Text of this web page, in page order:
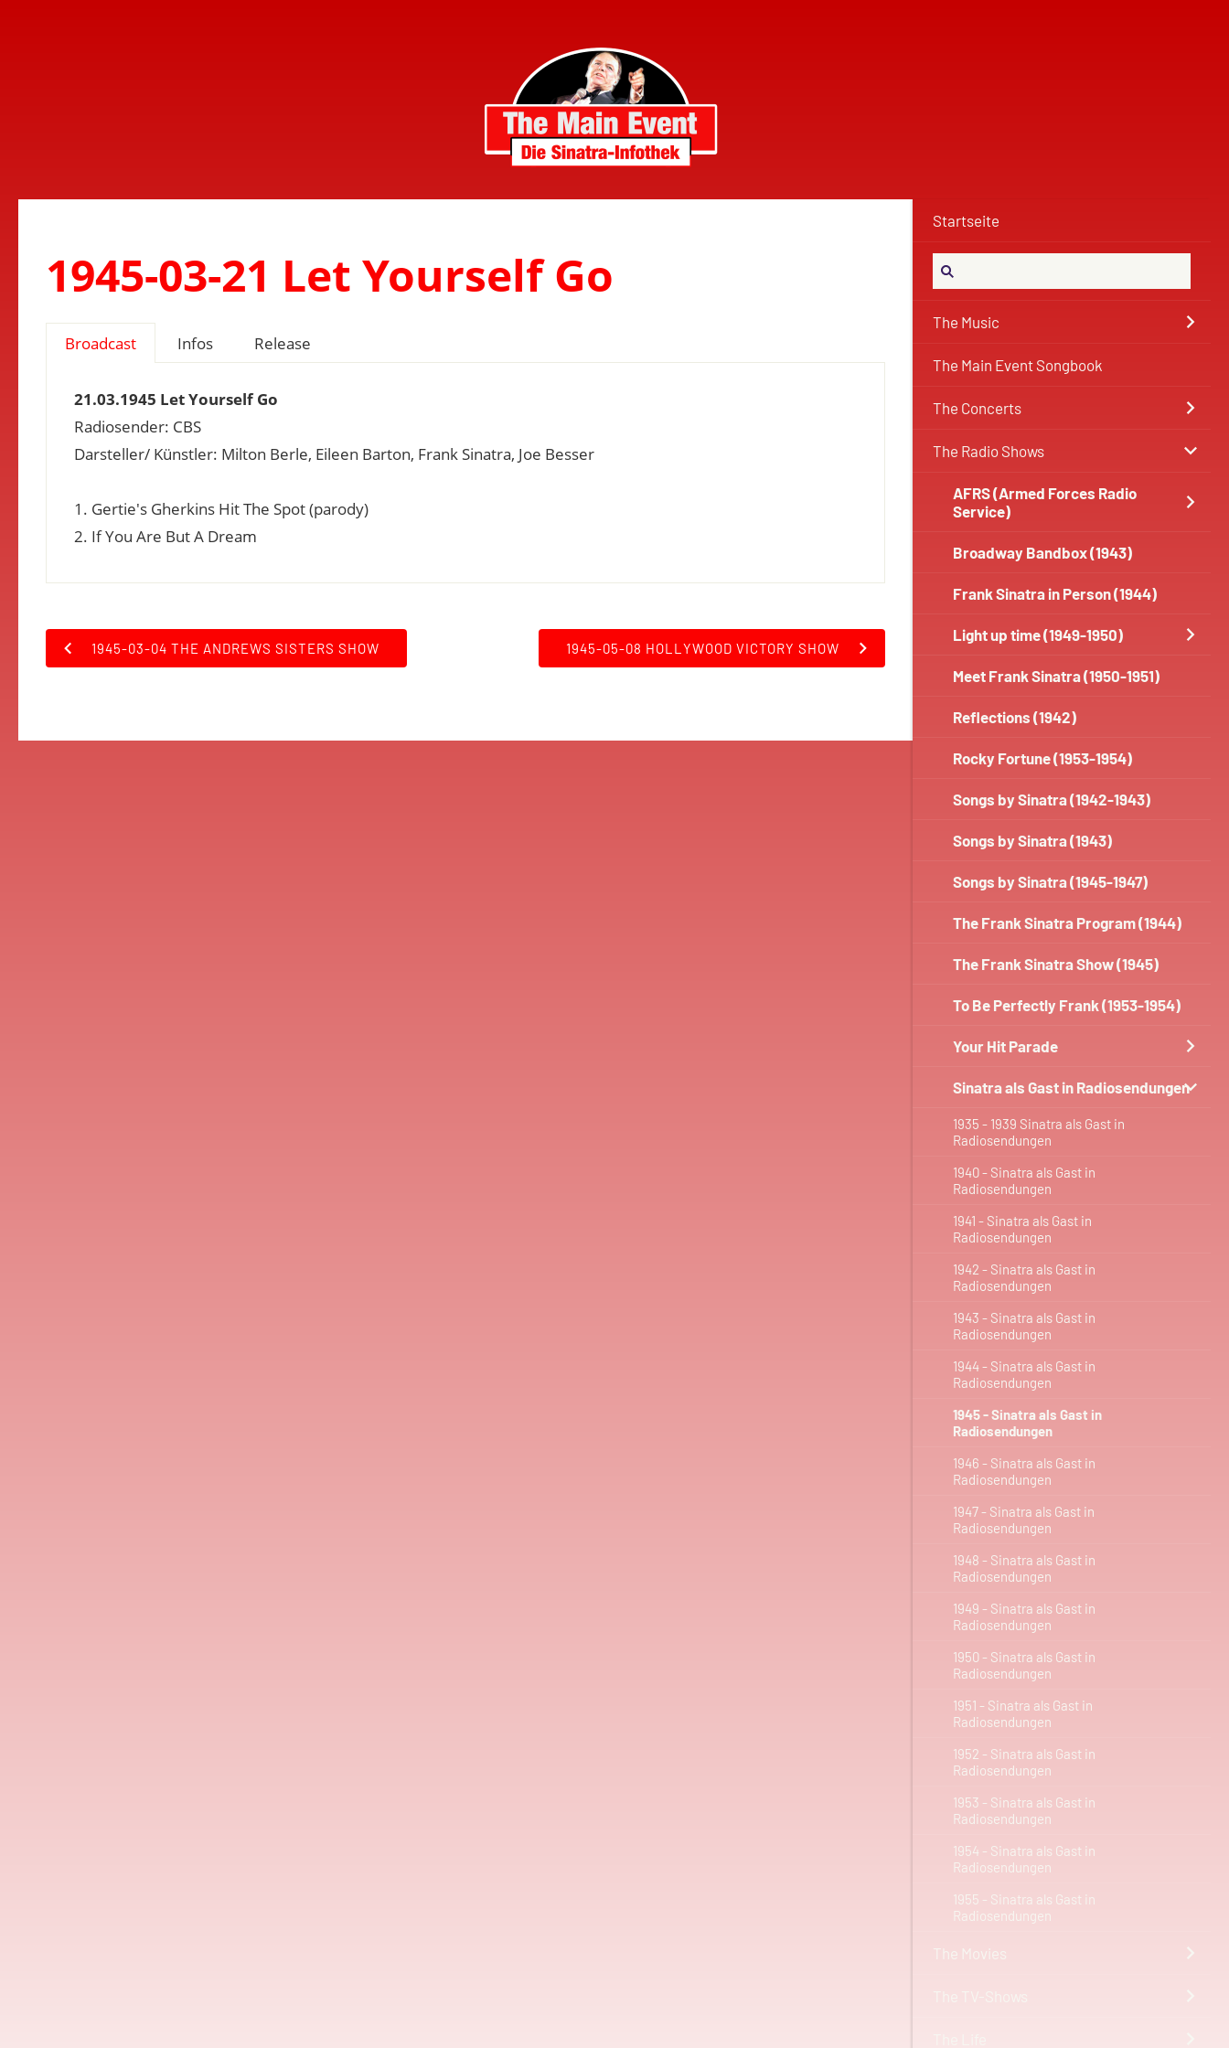
Startseite
The Music
The Main Event Songbook
The Concerts
The Radio Shows
AFRS (Armed Forces Radio
Service)
Broadway Bandbox (1943)
Frank Sinatra in Person (1944)
Light up time (1949-1950)
Meet Frank Sinatra (1950-1951)
Reflections (1942)
Rocky Fortune (1953-1954)
Songs by Sinatra (1942-1943)
Songs by Sinatra (1943)
Songs by Sinatra (1945-1947)
The Frank Sinatra Program (1944)
The Frank Sinatra Show (1945)
To Be Perfectly Frank (1953-1954)
Your Hit Parade
Sinatra als Gast in Radiosendungen
1935 - 1939 Sinatra als Gast in
Radiosendungen
1940 - Sinatra als Gast in
Radiosendungen
1941 - Sinatra als Gast in
Radiosendungen
1942 - Sinatra als Gast in
Radiosendungen
1943 - Sinatra als Gast in
Radiosendungen
1944 - Sinatra als Gast in
Radiosendungen
1945 - Sinatra als Gast in
Radiosendungen
1946 - Sinatra als Gast in
Radiosendungen
1947 - Sinatra als Gast in
Radiosendungen
1948 - Sinatra als Gast in
Radiosendungen
1949 - Sinatra als Gast in
Radiosendungen
1950 - Sinatra als Gast in
Radiosendungen
1951 - Sinatra als Gast in
Radiosendungen
1952 - Sinatra als Gast in
Radiosendungen
1953 - Sinatra als Gast in
Radiosendungen
1954 - Sinatra als Gast in
Radiosendungen
1955 - Sinatra als Gast in
Radiosendungen
The Movies
1945-03-21 Let Yourself Go
Broadcast Infos Release
21.03.1945 Let Yourself Go
Radiosender: CBS
Darsteller/ Künstler: Milton Berle, Eileen Barton, Frank Sinatra, Joe Besser
1. Gertie's Gherkins Hit The Spot (parody)
2. If You Are But A Dream
1945-03-04 THE ANDREWS SISTERS SHOW 1945-05-08 HOLLYWOOD VICTORY SHOW